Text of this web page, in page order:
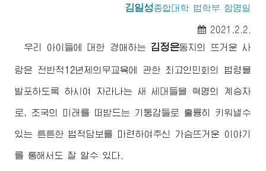
김일성종합대학 법학부 함명일
2021.2.2.
우리 아이들에 대한 경애하는 김정은동지 의 뜨거운 사
랑은 전반적12년제의무교육에 관한 최고인민회의 법령을
발포하도록 하시여 자라나는 새 세대들을 혁명의 계승자
로, 조국의 미래를 떠받드는 기둥감들로 훌륭히 키워낼수
있는 튼튼한 법적담보를 마련하여주신 가슴뜨거운 이야기
를 통해서도 잘 알수 있다.